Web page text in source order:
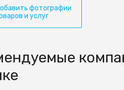
фотографии
и услуг